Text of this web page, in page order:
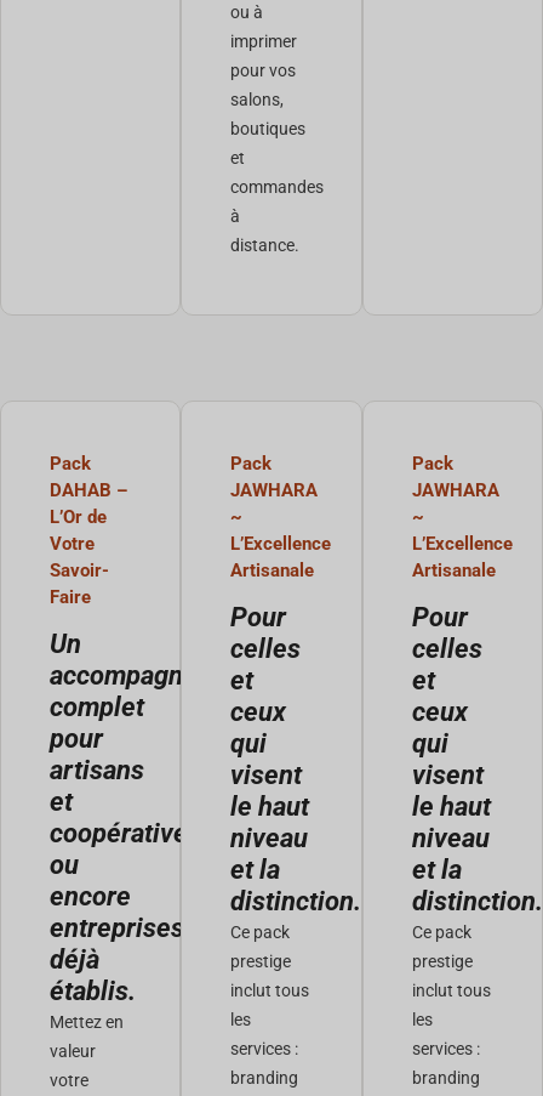
ou à
imprimer
pour vos
salons,
boutiques
et
commandes
à
distance.
Pack
DAHAB –
L’Or de
Votre
Savoir-
Faire
Un
accompagnement
complet
pour
artisans
et
coopératives
ou
encore
entreprises
déjà
établis.
Mettez en
valeur
votre
Pack
JAWHARA
~
L’Excellence
Artisanale
Pour
celles
et
ceux
qui
visent
le haut
niveau
et la
distinction.
Ce pack
prestige
inclut tous
les
services :
branding
Pack
JAWHARA
~
L’Excellence
Artisanale
Pour
celles
et
ceux
qui
visent
le haut
niveau
et la
distinction.
Ce pack
prestige
inclut tous
les
services :
branding